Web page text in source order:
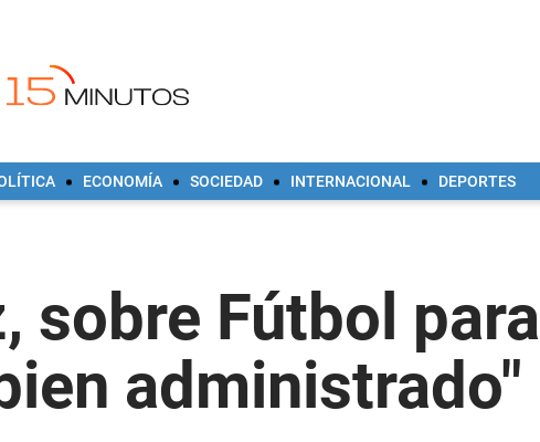
ECONOMÍA SOCIEDAD INTERNACIONAL DEPORTES
sobre Fútbol para
administrado"